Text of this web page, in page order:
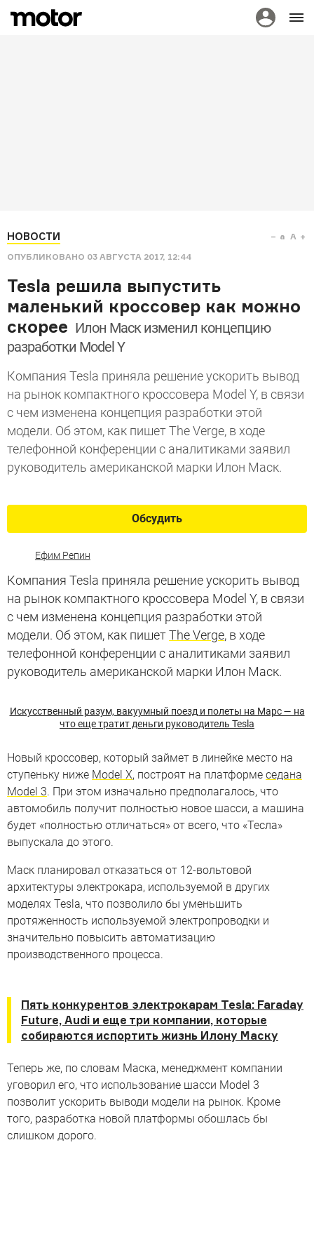
НОВОСТИ
ОПУБЛИКОВАНО 03 АВГУСТА 2017, 12:44
a A
Tesla решила выпустить
маленький кроссовер как можно
скорее Илон Маск изменил концепцию
разработки Model Y
Компания Tesla приняла решение ускорить вывод
на рынок компактного кроссовера Model Y, в связи
с чем изменена концепция разработки этой
модели. Об этом, как пишет The Verge, в ходе
телефонной конференции с аналитиками заявил
руководитель американской марки Илон Маск.
Обсудить
Ефим Репин
Компания Tesla приняла решение ускорить вывод
на рынок компактного кроссовера Model Y, в связи
с чем изменена концепция разработки этой
модели. Об этом, как пишетThe Verge, в ходе
телефонной конференции с аналитиками заявил
руководитель американской марки Илон Маск.
Искусственный разум, вакуумный поезд и полеты на Марс — на
что еще тратит деньги руководитель Tesla
Новый кроссовер, который займет в линейке место на
ступеньку ниже Model X, построят на платформе седана
Model 3. При этом изначально предполагалось, что
автомобиль получит полностью новое шасси, а машина
будет «полностью отличаться» от всего, что «Тесла»
выпускала до этого.
Маск планировал отказаться от 12-вольтовой
архитектуры электрокара, используемой в других
моделях Tesla, что позволило бы уменьшить
протяженность используемой электропроводки и
значительно повысить автоматизацию
производственного процесса.
Главные факты о самой
дешевой «Тесле»
Главные факты о самой дешевой «Тесле» — Model 3
Пять конкурентов электрокарам Tesla: Faraday
Future, Audi и еще три компании, которые
собираются испортить жизнь Илону Маску
Теперь же, по словам Маска, менеджмент компании
уговорил его, что использование шасси Model 3
позволит ускорить выводи модели на рынок. Кроме
того, разработка новой платформы обошлась бы
слишком дорого.